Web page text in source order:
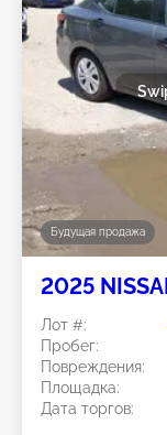
Будущая продажа
2025
Лот #:
Пробег:
Повреждения:
Площадка:
Дата торгов: